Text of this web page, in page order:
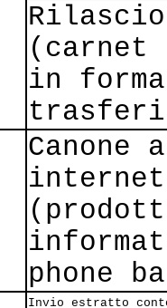
(carnet
in
Canone
internet
phone
Invio estratto